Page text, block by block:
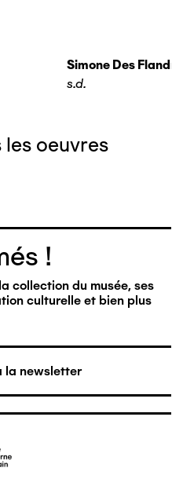
Simone Des
s.d.
les oeuvres
!
collection du musée, ses
culturelle et bien plus
la newsletter